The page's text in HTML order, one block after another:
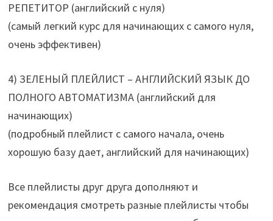
РЕПЕТИТОР (английский с нуля)
(самый легкий курс для начинающих с самого нуля,
очень эффективен)
4) ЗЕЛЕНЫЙ ПЛЕЙЛИСТ – АНГЛИЙСКИЙ ЯЗЫК ДО
ПОЛНОГО АВТОМАТИЗМА (английский для
начинающих)
(подробный плейлист с самого начала, очень
хорошую базу дает, английский для начинающих)
Все плейлисты друг друга дополняют и
рекомендация смотреть разные плейлисты чтобы